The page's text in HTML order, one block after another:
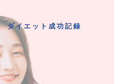
ダイエット成功記録